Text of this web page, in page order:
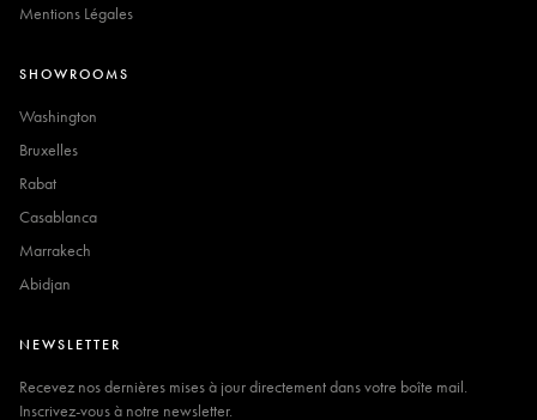
Mentions Légales
SHOWROOMS
Washington
Bruxelles
Rabat
Casablanca
Marrakech
Abidjan
NEWSLETTER
Recevez nos dernières mises à jour directement dans votre boîte mail.
Inscrivez-vous à notre newsletter.